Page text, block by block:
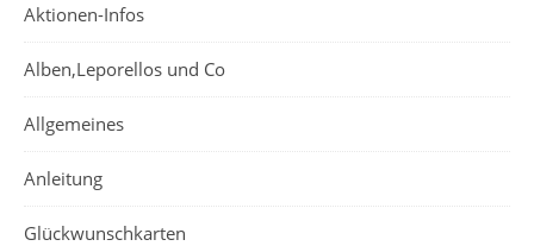
Aktionen-Infos
Alben,Leporellos und Co
Allgemeines
Anleitung
Glückwunschkarten